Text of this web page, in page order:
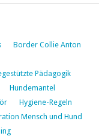
Border Collie Anton
Pädagogik
Hundemantel
Hygiene-Regeln
Mensch und Hund